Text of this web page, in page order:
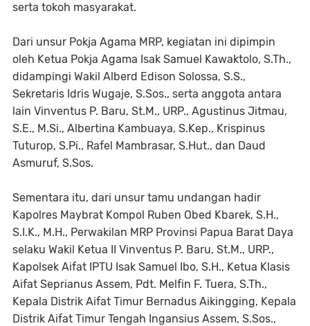
serta tokoh masyarakat.
Dari unsur Pokja Agama MRP, kegiatan ini dipimpin
oleh Ketua Pokja Agama Isak Samuel Kawaktolo, S.Th.,
didampingi Wakil Alberd Edison Solossa, S.S.,
Sekretaris Idris Wugaje, S.Sos., serta anggota antara
lain Vinventus P. Baru, St.M., URP., Agustinus Jitmau,
S.E., M.Si., Albertina Kambuaya, S.Kep., Krispinus
Tuturop, S.Pi., Rafel Mambrasar, S.Hut., dan Daud
Asmuruf, S.Sos.
Sementara itu, dari unsur tamu undangan hadir
Kapolres Maybrat Kompol Ruben Obed Kbarek, S.H.,
S.I.K., M.H., Perwakilan MRP Provinsi Papua Barat Daya
selaku Wakil Ketua II Vinventus P. Baru, St.M., URP.,
Kapolsek Aifat IPTU Isak Samuel Ibo, S.H., Ketua Klasis
Aifat Seprianus Assem, Pdt. Melfin F. Tuera, S.Th.,
Kepala Distrik Aifat Timur Bernadus Aikingging, Kepala
Distrik Aifat Timur Tengah Ingansius Assem, S.Sos.,